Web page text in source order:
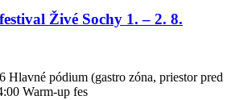
Živé Sochy 1. – 2. 8.
Hlavné pódium (gastro zóna, priestor pred
Warm-up fes